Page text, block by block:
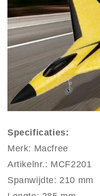
Specificaties:
Merk: Macfree
Artikelnr.: MCF2201
Spanwijdte: 210 mm